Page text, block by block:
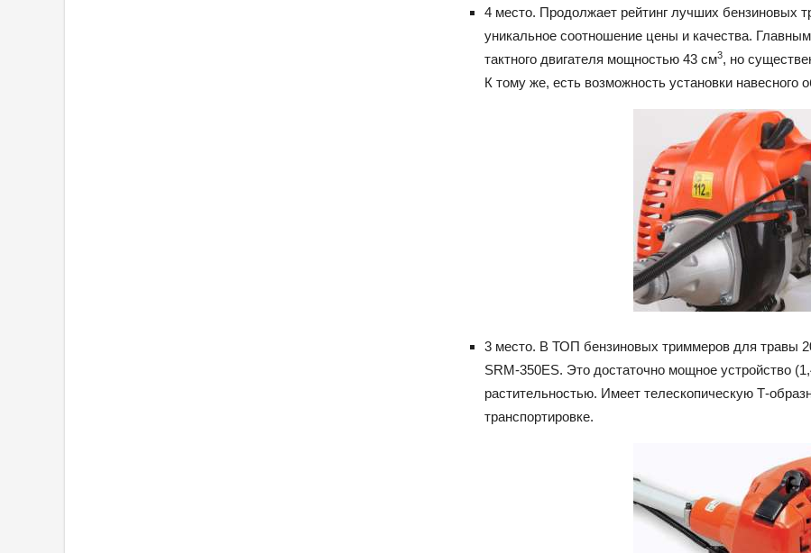
4 место. Продолжает рейтинг лучших бензиновых
уникальное соотношение цены и качества.
тактного двигателя мощностью 43 см3, но
К тому же, есть возможность установки навесного
3 место. В ТОП бензиновых триммеров для травы
SRM-350ES. Это достаточно мощное устройство
растительностью. Имеет телескопическую Т-
транспортировке.